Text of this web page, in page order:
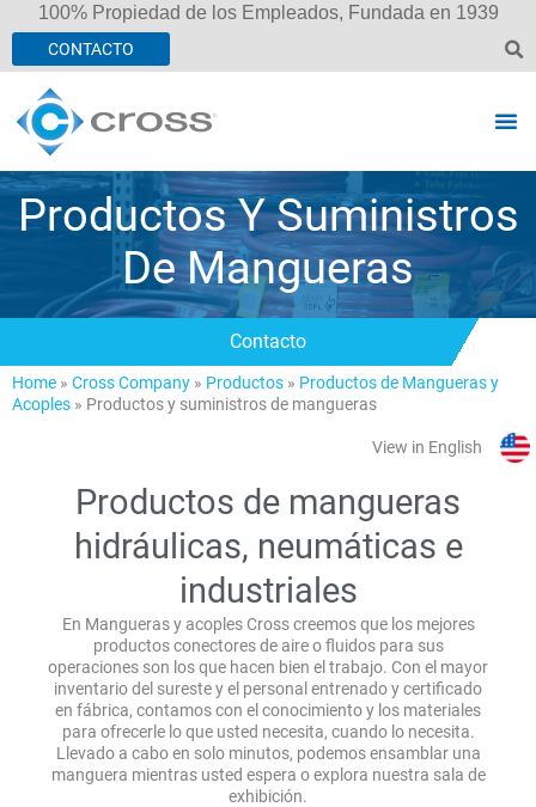
100% Propiedad de los Empleados, Fundada en 1939
CONTACTO
Productos Y Suministros
De Mangueras
Contacto
Home » Cross Company » Productos » Productos de Mangueras y
Acoples » Productos y suministros de mangueras
View in English
Productos de mangueras
hidráulicas, neumáticas e
industriales
En Mangueras y acoples Cross creemos que los mejores
productos conectores de aire o fluidos para sus
operaciones son los que hacen bien el trabajo. Con el mayor
inventario del sureste y el personal entrenado y certificado
en fábrica, contamos con el conocimiento y los materiales
para ofrecerle lo que usted necesita, cuando lo necesita.
Llevado a cabo en solo minutos, podemos ensamblar una
manguera mientras usted espera o explora nuestra sala de
exhibición.